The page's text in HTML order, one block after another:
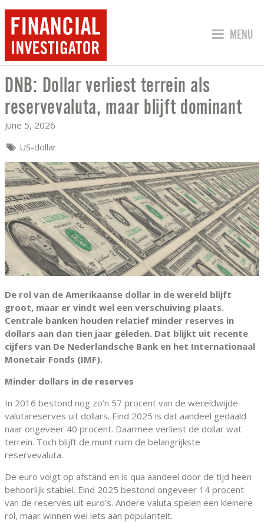
JUMP
MENU
DNB: DOLLAR VERLIEST TERREIN ALS
DNB: Dollar verliest terrein als
reservevaluta, maar blijft dominant
June 5, 2026
US-dollar
De rol van de Amerikaanse dollar in de wereld blijft
groot, maar er vindt wel een verschuiving plaats.
Centrale banken houden relatief minder reserves in
dollars aan dan tien jaar geleden. Dat blijkt uit recente
cijfers van De Nederlandsche Bank en het Internationaal
Monetair Fonds (IMF).
Minder dollars in de reserves
In 2016 bestond nog zo’n 57 procent van de wereldwijde
valutareserves uit dollars. Eind 2025 is dat aandeel gedaald
naar ongeveer 40 procent. Daarmee verliest de dollar wat
terrein. Toch blijft de munt ruim de belangrijkste
reservevaluta.
De euro volgt op afstand en is qua aandeel door de tijd heen
behoorlijk stabiel. Eind 2025 bestond ongeveer 14 procent
van de reserves uit euro’s. Andere valuta spelen een kleinere
rol, maar winnen wel iets aan populariteit.